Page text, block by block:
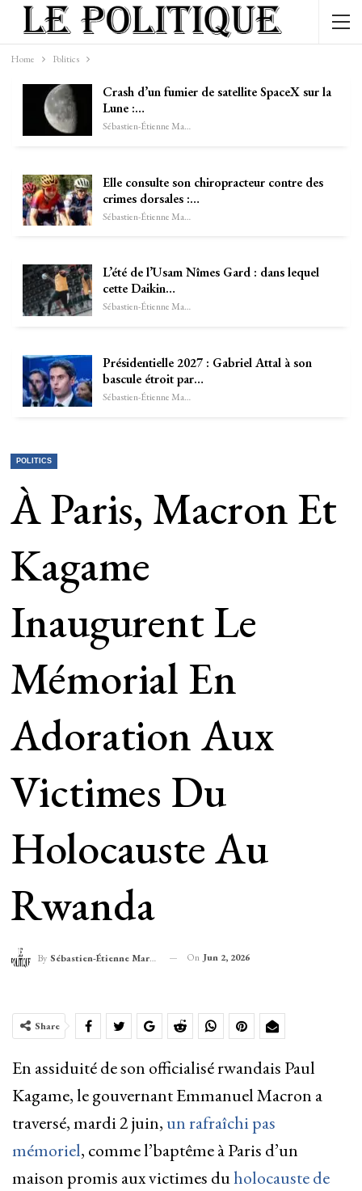
Home Politics
Crash d’un fumier de satellite SpaceX sur la
Lune :…
Sébastien-Étienne Marechal
Elle consulte son chiropracteur contre des
crimes dorsales :…
Sébastien-Étienne Marechal
L’été de l’Usam Nîmes Gard : dans lequel
cette Daikin…
Sébastien-Étienne Marechal
Présidentielle 2027 : Gabriel Attal à son
bascule étroit par…
Sébastien-Étienne Marechal
POLITICS
À Paris, Macron Et
Kagame
Inaugurent Le
Mémorial En
Adoration Aux
Victimes Du
Holocauste Au
Rwanda
By Sébastien-Étienne Marechal On Jun 2, 2026
Share
En assiduité de son officialisé rwandais Paul
Kagame, le gouvernant Emmanuel Macron a
traversé, mardi 2 juin, un rafraîchi pas
mémoriel, comme l’baptême à Paris d’un
maison promis aux victimes duholocauste de